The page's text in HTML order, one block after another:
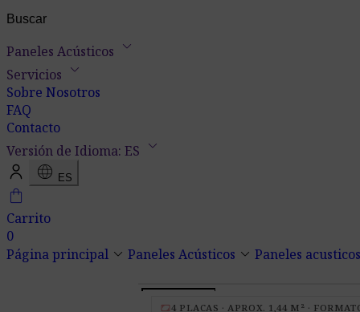
Paneles Acústicos keyboard_arrow_down
Servicios keyboard_arrow_down
Sobre Nosotros
FAQ
Contacto
Versión de Idioma: ES keyboard_arrow_down
language ES
shopping_bag
Carrito
0
Página principal keyboard_arrow_down Paneles Acústicos keyboard_arrow_down Paneles
aspect_ratio4 PLACAS · APROX. 1,44 M² ·